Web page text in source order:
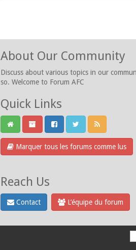
About Our Community
Discuss about various topics in our
so. Welcome to Forum AFC
Quick Links
Marquer tous les forums comme lus
Reach Us
Contact L’équipe du forum